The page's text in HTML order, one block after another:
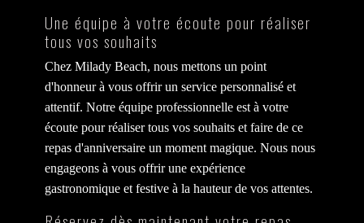
Une équipe à votre écoute pour réaliser
tous vos souhaits
Chez Milady Beach, nous mettons un point
d'honneur à vous offrir un service personnalisé et
attentif. Notre équipe professionnelle est à votre
écoute pour réaliser tous vos souhaits et faire de ce
repas d'anniversaire un moment magique. Nous nous
engageons à vous offrir une expérience
gastronomique et festive à la hauteur de vos attentes.